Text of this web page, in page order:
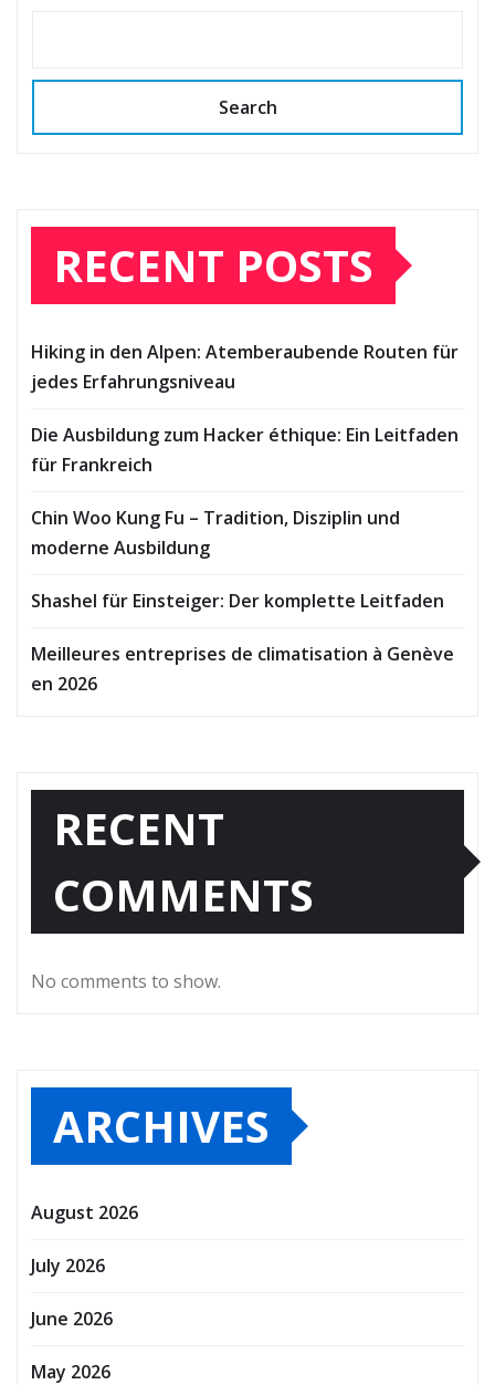
Search
RECENT POSTS
Hiking in den Alpen: Atemberaubende Routen für
jedes Erfahrungsniveau
Die Ausbildung zum Hacker éthique: Ein Leitfaden
für Frankreich
Chin Woo Kung Fu – Tradition, Disziplin und
moderne Ausbildung
Shashel für Einsteiger: Der komplette Leitfaden
Meilleures entreprises de climatisation à Genève
en 2026
RECENT
COMMENTS
No comments to show.
ARCHIVES
August 2026
July 2026
June 2026
May 2026